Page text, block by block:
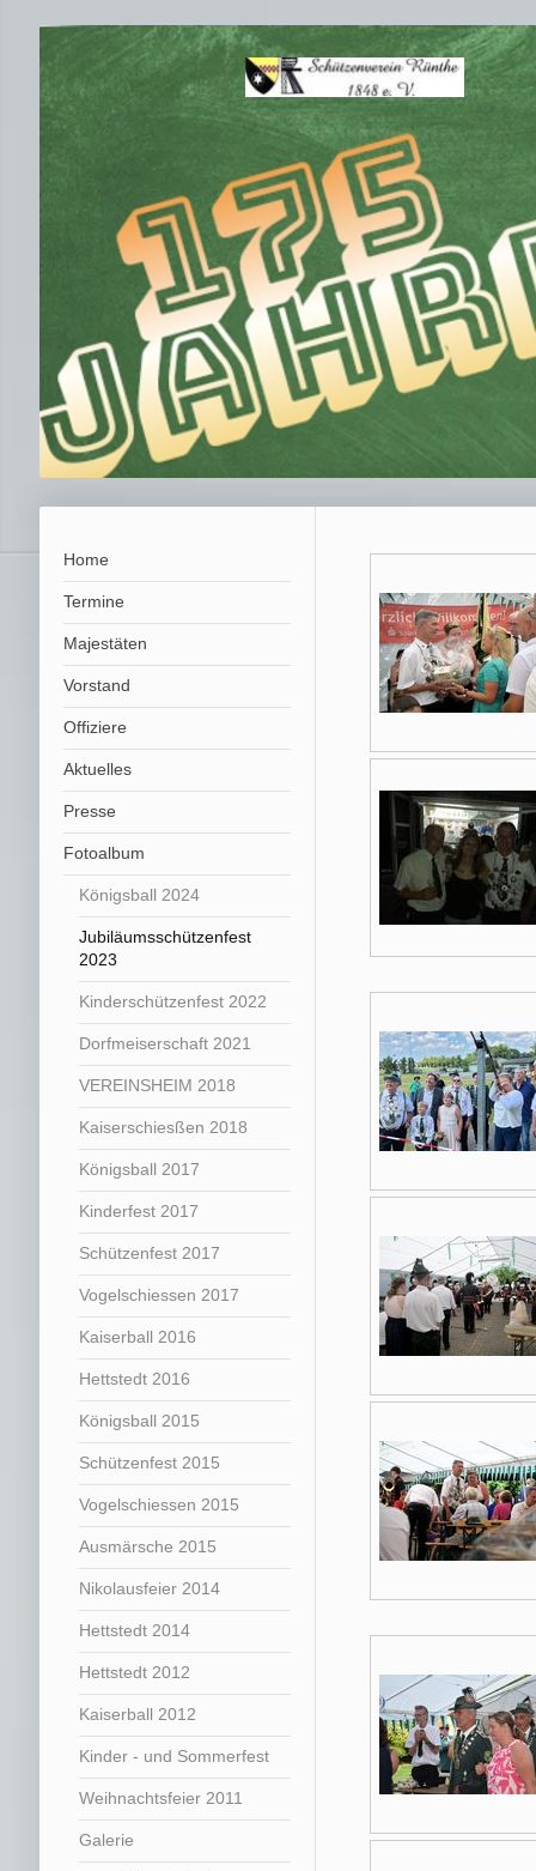
Home
Termine
Majestäten
Vorstand
Offiziere
Aktuelles
Presse
Fotoalbum
Königsball 2024
Jubiläumsschützenfest
2023
Kinderschützenfest 2022
Dorfmeiserschaft 2021
VEREINSHEIM 2018
Kaiserschiesßen 2018
Königsball 2017
Kinderfest 2017
Schützenfest 2017
Vogelschiessen 2017
Kaiserball 2016
Hettstedt 2016
Königsball 2015
Schützenfest 2015
Vogelschiessen 2015
Ausmärsche 2015
Nikolausfeier 2014
Hettstedt 2014
Hettstedt 2012
Kaiserball 2012
Kinder - und Sommerfest
Weihnachtsfeier 2011
Galerie